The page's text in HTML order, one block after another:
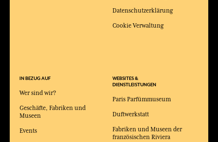
Datenschutzerklärung
Cookie Verwaltung
WEBSITES &
DIENSTLEISTUNGEN
Paris Parfümmuseum
Duftwerkstatt
Fabriken und Museen der
französischen Riviera
IN BEZUG AUF
Wer sind wir?
Geschäfte, Fabriken und
Museen
Events